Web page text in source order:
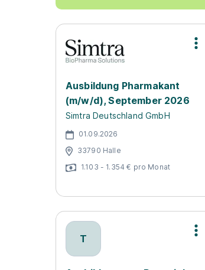
Ausbildung Pharmakant
(m/w/d), September 2026
Simtra Deutschland GmbH
01.09.2026
33790 Halle
1.103 - 1.354 € pro Monat
T